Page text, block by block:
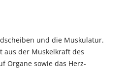
und die Muskulatur.
aus der Muskelkraft des
Organe sowie das Herz-